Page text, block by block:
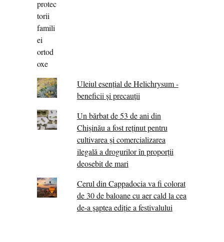
Uleiul esențial de Helichrysum -
beneficii și precauții
Un bărbat de 53 de ani din
Chișinău a fost reținut pentru
cultivarea și comercializarea
ilegală a drogurilor în proporții
deosebit de mari
Cerul din Cappadocia va fi colorat
de 30 de baloane cu aer cald la cea
de-a șaptea ediție a festivalului